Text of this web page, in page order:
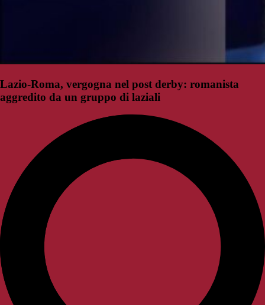
Lazio-Roma, vergogna nel post derby: romanista
aggredito da un gruppo di laziali